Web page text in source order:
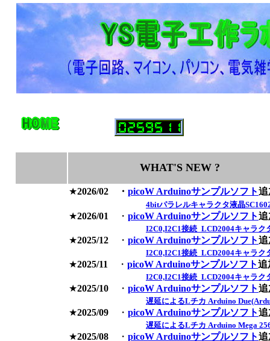
WHAT'S NEW ?
★2026/02 ・ picoW Arduinoサンプルソフト追
4bitパラレルキャラクタ液晶
★2026/01 ・ picoW Arduinoサンプルソフト追
I2C0,I2C1接続_LCD2004キャラク
★2025/12 ・ picoW Arduinoサンプルソフト追
I2C0,I2C1接続_LCD2004キャラク
★2025/11 ・ picoW Arduinoサンプルソフト追
I2C0,I2C1接続_LCD2004キャラク
★2025/10 ・ picoW Arduinoサンプルソフト追
遅延によるLチカ Arduino
★2025/09 ・ picoW Arduinoサンプルソフト追
遅延によるLチカ Arduino Mega
★2025/08 ・ picoW Arduinoサンプルソフト追